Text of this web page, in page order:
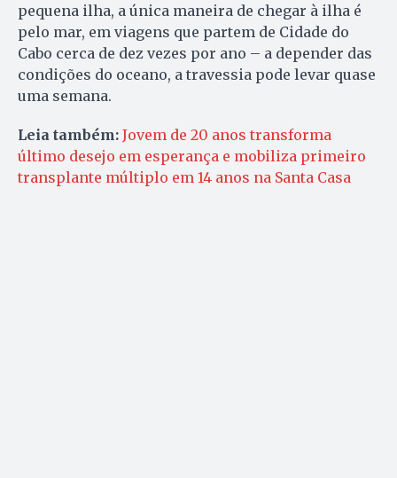
pequena ilha, a única maneira de chegar à ilha é
pelo mar, em viagens que partem de Cidade do
Cabo cerca de dez vezes por ano – a depender das
condições do oceano, a travessia pode levar quase
uma semana.
Leia também: Jovem de 20 anos transforma
último desejo em esperança e mobiliza primeiro
transplante múltiplo em 14 anos na Santa Casa